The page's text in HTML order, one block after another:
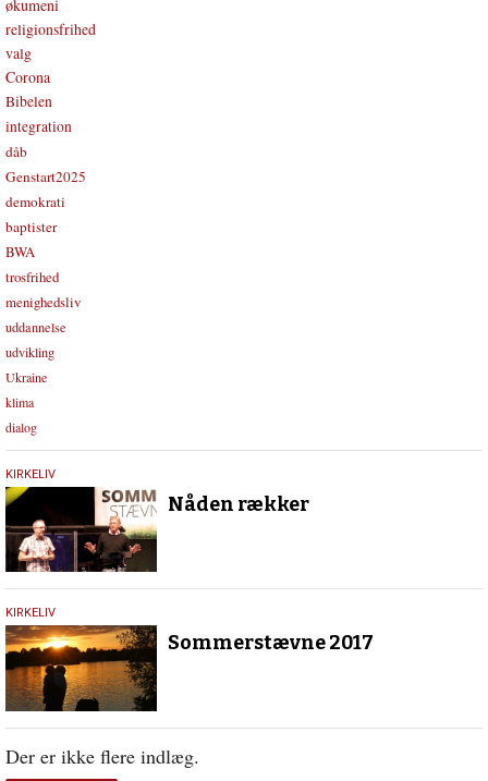
økumeni
religionsfrihed
valg
Corona
Bibelen
integration
dåb
Genstart2025
demokrati
baptister
BWA
trosfrihed
menighedsliv
uddannelse
udvikling
Ukraine
klima
dialog
19.
juli
2017
KIRKELIV
Nåden rækker
17.
februar
2017
KIRKELIV
Sommerstævne 2017
Der er ikke flere indlæg.